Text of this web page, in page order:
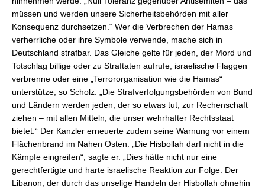
müssen und werden unsere Sicherheitsbehörden mit aller
Konsequenz durchsetzen.“ Wer die Verbrechen der Hamas
verherrliche oder ihre Symbole verwende, mache sich in
Deutschland strafbar. Das Gleiche gelte für jeden, der Mord und
Totschlag billige oder zu Straftaten aufrufe, israelische Flaggen
verbrenne oder eine „Terrororganisation wie die Hamas“
unterstütze, so Scholz. „Die Strafverfolgungsbehörden von Bund
und Ländern werden jeden, der so etwas tut, zur Rechenschaft
ziehen – mit allen Mitteln, die unser wehrhafter Rechtsstaat
bietet.“ Der Kanzler erneuerte zudem seine Warnung vor einem
Flächenbrand im Nahen Osten: „Die Hisbollah darf nicht in die
Kämpfe eingreifen“, sagte er. „Dies hätte nicht nur eine
gerechtfertigte und harte israelische Reaktion zur Folge. Der
Libanon, der durch das unselige Handeln der Hisbollah ohnehin